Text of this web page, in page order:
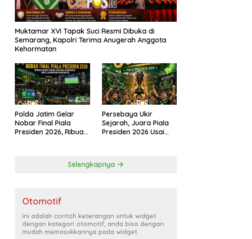
Muktamar XVI Tapak Suci Resmi Dibuka di
Semarang, Kapolri Terima Anugerah Anggota
Kehormatan
Polda Jatim Gelar
Nobar Final Piala
Presiden 2026, Ribuan
Persebaya Ukir
Sejarah, Juara Piala
Presiden 2026 Usai
Selengkapnya
Otomotif
Ini adalah contoh keterangan untuk widget
dengan kategori otomotif, anda bisa dengan
mudah memasukkannya pada widget.